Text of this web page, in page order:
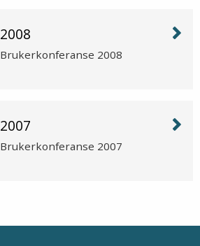
2008
Brukerkonferanse 2008
2007
Brukerkonferanse 2007